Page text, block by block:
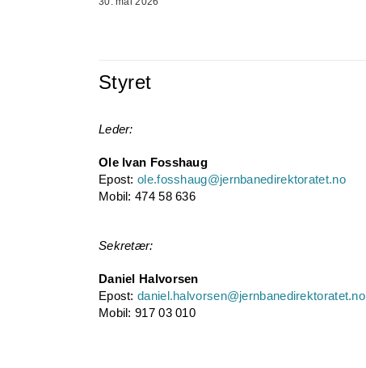
Styret
Leder:
Ole Ivan Fosshaug
Epost:ole.fosshaug@jernbanedirektoratet.no
Mobil: 474 58 636
Sekretær:
Daniel Halvorsen
Epost:daniel.halvorsen@jernbanedirektoratet.no
Mobil: 917 03 010